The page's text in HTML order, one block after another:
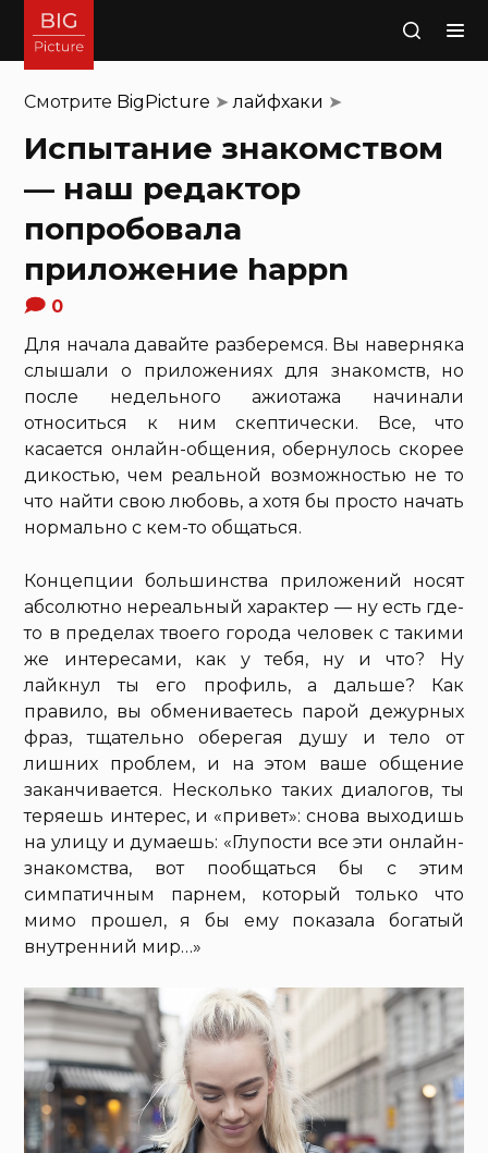
Поиск
Смотрите BigPicture ➤лайфхаки ➤
Испытание знакомством
— наш редактор
попробовала
приложение happn
0
Для начала давайте разберемся. Вы наверняка
слышали о приложениях для знакомств, но
после недельного ажиотажа начинали
относиться к ним скептически. Все, что
касается онлайн-общения, обернулось скорее
дикостью, чем реальной возможностью не то
что найти свою любовь, а хотя бы просто начать
нормально с кем-то общаться.
Концепции большинства приложений носят
абсолютно нереальный характер — ну есть где-
то в пределах твоего города человек с такими
же интересами, как у тебя, ну и что? Ну
лайкнул ты его профиль, а дальше? Как
правило, вы обмениваетесь парой дежурных
фраз, тщательно оберегая душу и тело от
лишних проблем, и на этом ваше общение
заканчивается. Несколько таких диалогов, ты
теряешь интерес, и «привет»: снова выходишь
на улицу и думаешь: «Глупости все эти онлайн-
знакомства, вот пообщаться бы с этим
симпатичным парнем, который только что
мимо прошел, я бы ему показала богатый
внутренний мир…»